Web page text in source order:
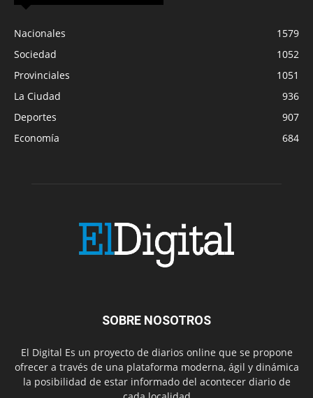
Nacionales
1579
Sociedad
1052
Provinciales
1051
La Ciudad
936
Deportes
907
Economía
684
SOBRE NOSOTROS
El Digital Es un proyecto de diarios online que se propone
ofrecer a través de una plataforma moderna, ágil y dinámica
la posibilidad de estar informado del acontecer diario de